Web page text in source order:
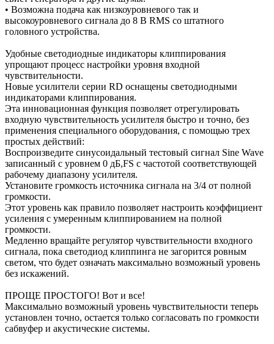
• Возможна подача как низкоуровневого так и
высокоуровневого сигнала до 8 В RMS со штатного
головного устройства.
Удобные светодиодные индикаторы клиппирования
упрощают процесс настройки уровня входной
чувствительности.
Новые усилители серии RD оснащены светодиодными
индикаторами клиппирования.
Эта инновационная функция позволяет отрегулировать
входную чувствительность усилителя быстро и точно, без
применения специального оборудования, с помощью трех
простых действий:
Воспроизведите синусоидальный тестовый сигнал Sine Wave
записанный с уровнем 0 дБ,FS с частотой соответствующей
рабочему диапазону усилителя.
Установите громкость источника сигнала на 3/4 от полной
громкости.
Этот уровень как правило позволяет настроить коэффициент
усиления с умеренным клиппированием на полной
громкости.
Медленно вращайте регулятор чувствительности входного
сигнала, пока светодиод клиппинга не загорится ровным
светом, что будет означать максимально возможный уровень
без искажений.
ПРОЩЕ ПРОСТОГО! Вот и все!
Максимально возможный уровень чувствительности теперь
установлен точно, остается только согласовать по громкости
сабвуфер и акустические системы.